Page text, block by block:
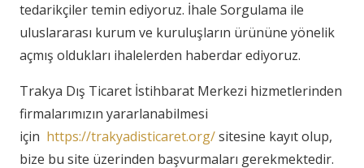
tedarikçiler temin ediyoruz. İhale Sorgulama ile
uluslararası kurum ve kuruluşların ürününe yönelik
açmış oldukları ihalelerden haberdar ediyoruz.
Trakya Dış Ticaret İstihbarat Merkezi hizmetlerinden
firmalarımızın yararlanabilmesi
için https://trakyadisticaret.org/sitesine kayıt olup,
bize bu site üzerinden başvurmaları gerekmektedir.